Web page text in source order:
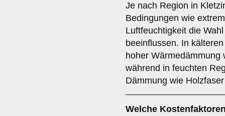
Je nach Region in
Bedingungen wie
Luftfeuchtigkeit die
beeinflussen. In
hoher Wärmedämmung
während in feuchten
Dämmung wie
Welche